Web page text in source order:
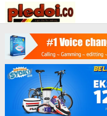
content